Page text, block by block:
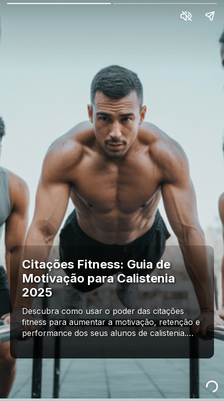
Citações Fitness: Guia de
Motivação para Calistenia
2025
Descubra como usar o poder das citações
fitness para aumentar a motivação, retenção e
performance dos seus alunos de calistenia.…